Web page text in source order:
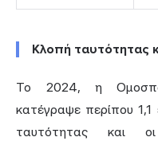
Κλοπή ταυτότητας
Το 2024, η
κατέγραψε περίπου
ταυτότητας και